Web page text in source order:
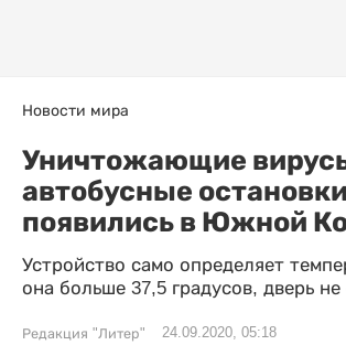
Новости мира
Уничтожающие
автобусные остановки
появились в Южной
Устройство само определяет
она больше 37,5 градусов, дверь не
Редакция "Литер" 24.09.2020, 05:18